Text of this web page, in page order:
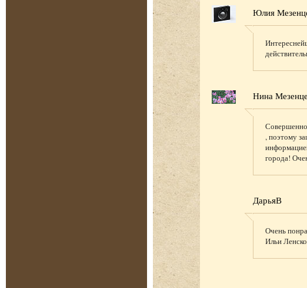
Юлия
Нина
, поэтому
города!
ДарьяВ
Очень
Ильи